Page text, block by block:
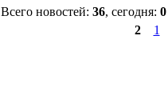
Всего новостей: 36, сегодня: 0
2
1